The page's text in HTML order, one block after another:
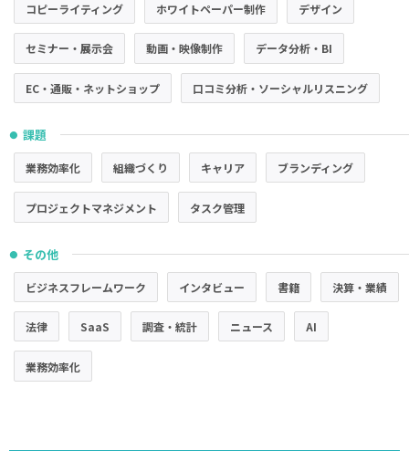
コピーライティング ホワイトペーパー制作 デザイン
セミナー・展示会 動画・映像制作 データ分析・BI
EC・通販・ネットショップ 口コミ分析・ソーシャルリスニング
● 課題
業務効率化 組織づくり キャリア ブランディング
プロジェクトマネジメント タスク管理
● その他
ビジネスフレームワーク インタビュー 書籍 決算・業績
法律 SaaS 調査・統計 ニュース AI
業務効率化